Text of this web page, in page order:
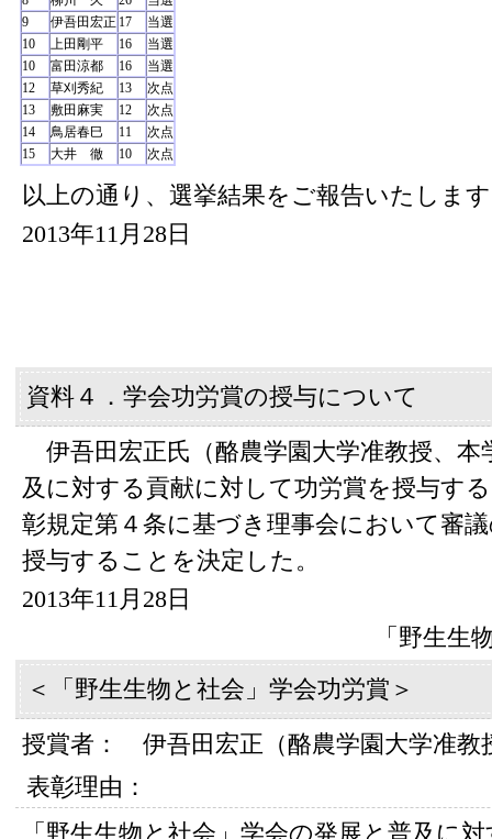
9
伊吾田宏正 17
当選
10
上田剛平 16
当選
10
富田涼都 16
当選
12
草刈秀紀 13
次点
13
敷田麻実 12
次点
14
鳥居春巳 11
次点
15
大井 徹 10 次点
以上の通り、選挙結果をご報告いたしま
2013年11月28日
資料４．学会功労賞の授与について
伊吾田宏正氏（酪農学園大学准教授、本
及に対する貢献に対して功労賞を授与す
彰規定第４条に基づき理事会において審
授与することを決定した。
2013年11月28日
「野生
＜「野生生物と社会」学会功労賞＞
授賞者： 伊吾田宏正（酪農学園大学准教
表彰理由：
「野生生物と社会」学会の発展と普及に